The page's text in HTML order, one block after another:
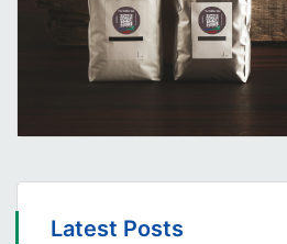
Latest Posts